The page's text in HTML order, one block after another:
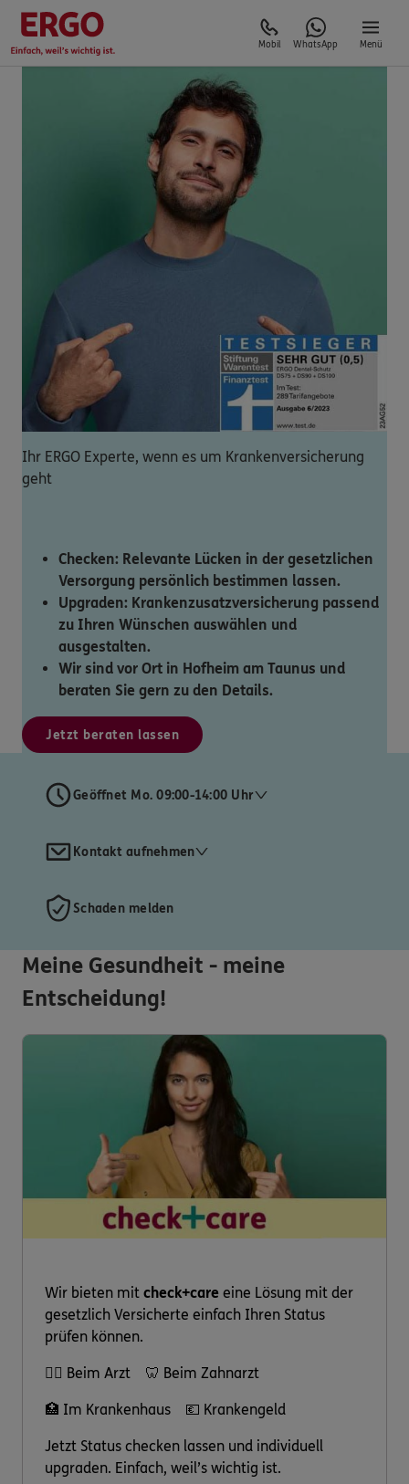
Mobil WhatsApp Menü
Ihr ERGO Experte, wenn es um Krankenversicherung
geht
Checken: Relevante Lücken in der gesetzlichen
Versorgung persönlich bestimmen lassen.
Upgraden: Krankenzusatzversicherung passend
zu Ihren Wünschen auswählen und
ausgestalten.
Wir sind vor Ort in Hofheim am Taunus und
beraten Sie gern zu den Details.
Jetzt beraten lassen
Geöffnet Mo. 09:00-14:00 Uhr
Kontakt aufnehmen
Schaden melden
Meine Gesundheit - meine
Entscheidung!
Wir bieten mit check+care eine Lösung mit der
gesetzlich Versicherte einfach Ihren Status
prüfen können.
👩‍⚕️ Beim Arzt 🦷 Beim Zahnarzt
🏥 Im Krankenhaus 💶 Krankengeld
Jetzt Status checken lassen und individuell
upgraden. Einfach, weil’s wichtig ist.